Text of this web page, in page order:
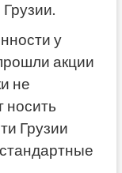
у
акции
не
носить
Грузии